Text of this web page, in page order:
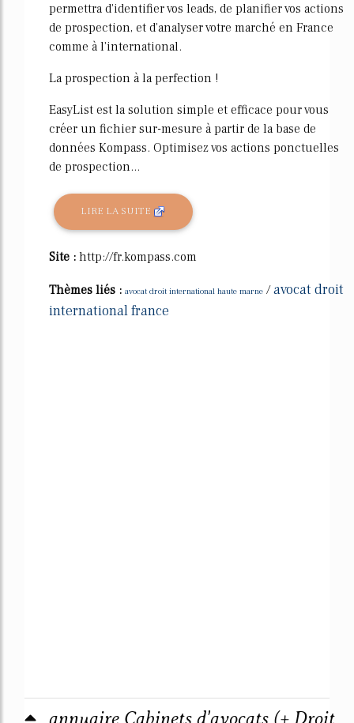
permettra d'identifier vos leads, de planifier vos actions
de prospection, et d'analyser votre marché en France
comme à l'international.
La prospection à la perfection !
EasyList est la solution simple et efficace pour vous
créer un fichier sur-mesure à partir de la base de
données Kompass. Optimisez vos actions ponctuelles
de prospection...
LIRE LA SUITE
Site : http://fr.kompass.com
Thèmes liés : avocat droit international haute marne /avocat droit
international france
annuaire Cabinets d'avocats (+ Droit